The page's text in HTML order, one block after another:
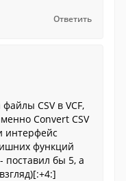
Ответить
CSV в VCF,
Convert CSV
интерфейс
функций
поставил бы 5, а